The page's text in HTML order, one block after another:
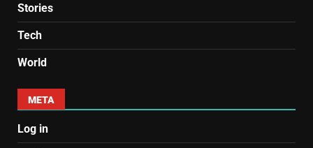
Stories
Tech
World
META
Log in